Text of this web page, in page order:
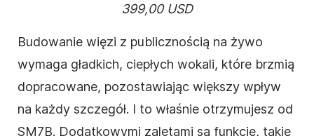
399,00 USD
Budowanie więzi z publicznością na żywo
wymaga gładkich, ciepłych wokali, które brzmią
dopracowane, pozostawiając większy wpływ
na każdy szczegół. I to właśnie otrzymujesz od
SM7B. Dodatkowymi zaletami są funkcje, takie